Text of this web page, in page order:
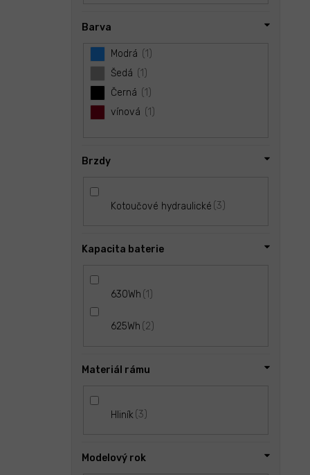
Barva
Modrá
1
Šedá
1
Černá
1
vínová
1
Brzdy
Kotoučové hydraulické 3
Kapacita baterie
630Wh 1
625Wh 2
Materiál rámu
Hliník 3
Modelový rok